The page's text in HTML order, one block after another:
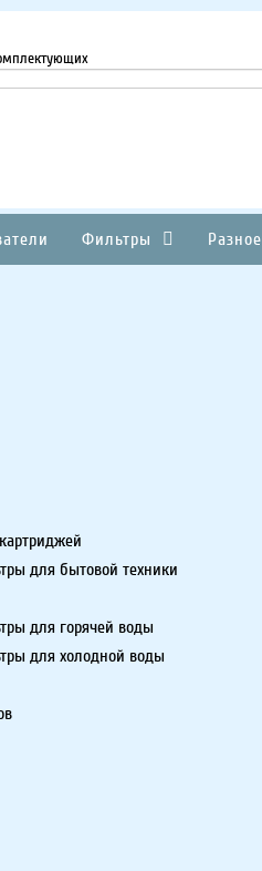
Фильтры Разное
для бытовой техники
для горячей воды
для холодной воды